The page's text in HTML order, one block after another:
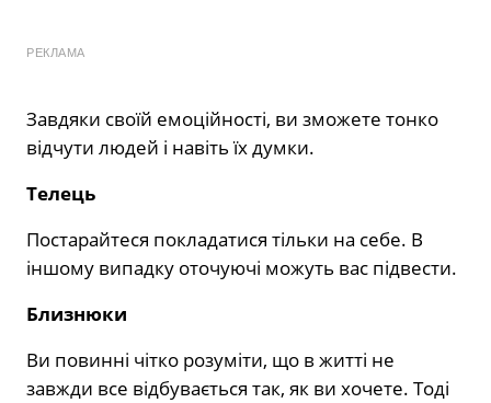
РЕКЛАМА
Завдяки своїй емоційності, ви зможете тонко
відчути людей і навіть їх думки.
Телець
Постарайтеся покладатися тільки на себе. В
іншому випадку оточуючі можуть вас підвести.
Близнюки
Ви повинні чітко розуміти, що в житті не
завжди все відбувається так, як ви хочете. Тоді